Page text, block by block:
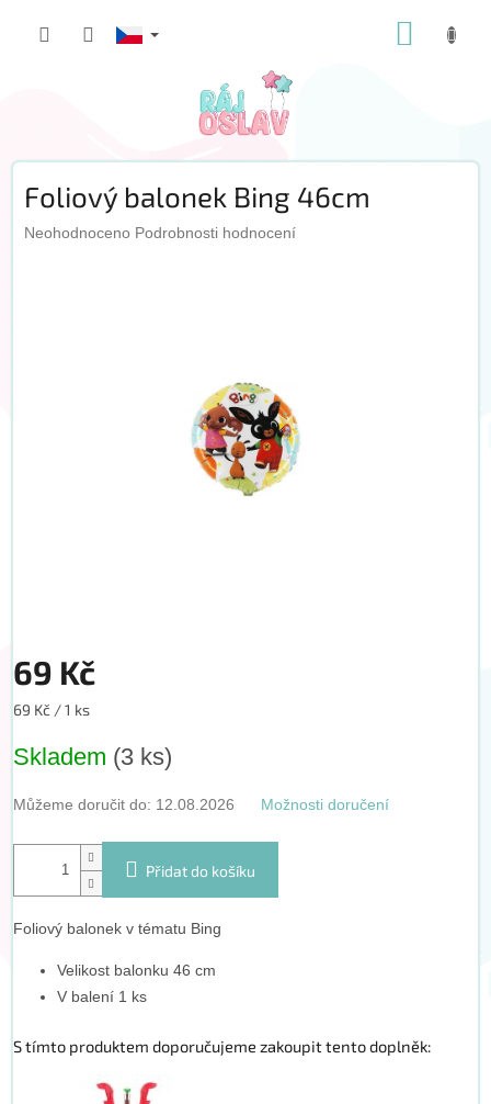
Foliový balonek Bing 46cm
Průměrné
Neohodnoceno Podrobnosti hodnocení
69 Kč
Měrná
69 Kč / 1 ks
Skladem (3 ks)
Můžeme doručit do: 12.08.2026 Možnosti doručení
Přidat do košíku
Foliový balonek v tématu Bing
Velikost balonku 46 cm
V balení 1 ks
S tímto produktem doporučujeme zakoupit tento doplněk: